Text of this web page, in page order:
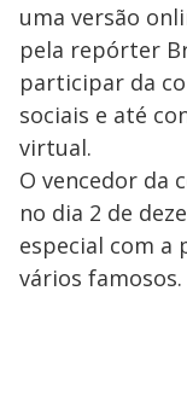
uma versão
pela repórter
participar da
sociais e até
virtual.
O vencedor da
no dia 2 de
especial com a
vários famosos.